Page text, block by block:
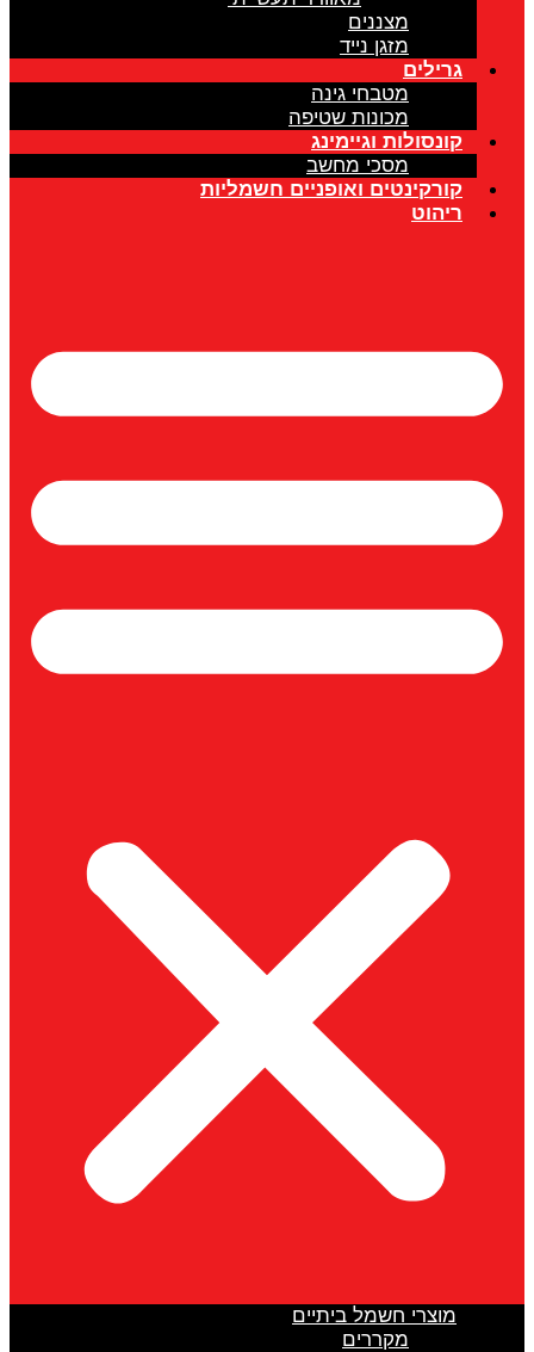
גרילים
מטבחי גינה
מכונות שטיפה
קונסולות וגיימינג
מסכי מחשב
קורקינטים ואופניים חשמליות
ריהוט
מוצרי חשמל ביתיים